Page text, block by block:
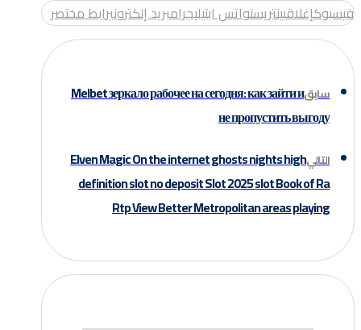
فيسبوكإغلاقبينتريستواتس ابتيليجرامبريد إلكترونيرابط مختصر
سابقMelbet зеркало рабочее на сегодня: как зайти и
не пропустить выгоду
التاليElven Magic On the internet ghosts nights high
definition slot no deposit Slot 2025 slot Book of Ra
Rtp View Better Metropolitan areas playing